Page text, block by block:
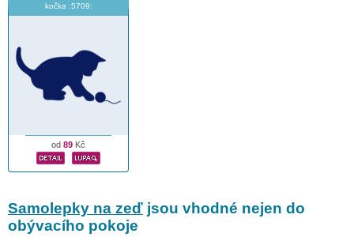
kočka :5709:
od 89 Kč
Samolepky na zeď jsou vhodné nejen do
obývacího pokoje